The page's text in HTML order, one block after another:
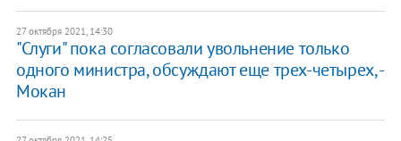
27 октября 2021, 14:30
"Слуги" пока согласовали увольнение только
одного министра, обсуждают еще трех-четырех, -
Мокан